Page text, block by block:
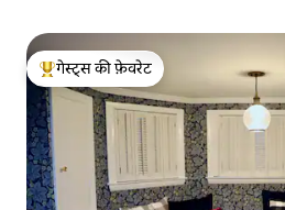
गेस्ट्स का टॉप फ़ेवरेट
गेस्ट्स की फ़ेवरेट